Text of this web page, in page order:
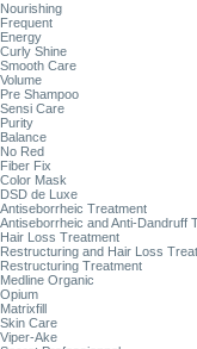
Nourishing
Frequent
Energy
Curly Shine
Smooth Care
Volume
Pre Shampoo
Sensi Care
Purity
Balance
No Red
Fiber Fix
Color Mask
DSD de Luxe
Antiseborrheic Treatment
Antiseborrheic and Anti-Dandruff
Hair Loss Treatment
Restructuring and Hair Loss
Restructuring Treatment
Medline Organic
Opium
Matrixfill
Skin Care
Viper-Ake